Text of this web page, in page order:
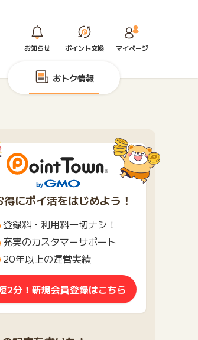
お知らせ ポイント交換 マイページ
おトク情報
得にポイ活をはじめよう！
登録料・利用料一切ナシ！
充実のカスタマーサポート
20年以上の運営実績
2分！新規会員登録はこちら